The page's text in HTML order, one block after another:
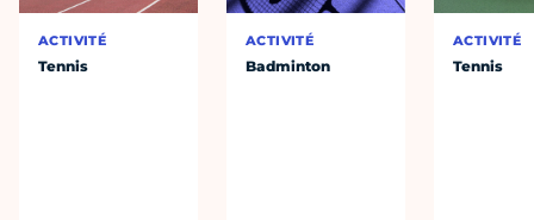
ACTIVITÉ
Tennis
ACTIVITÉ
Badminton
ACTIVITÉ
Tennis